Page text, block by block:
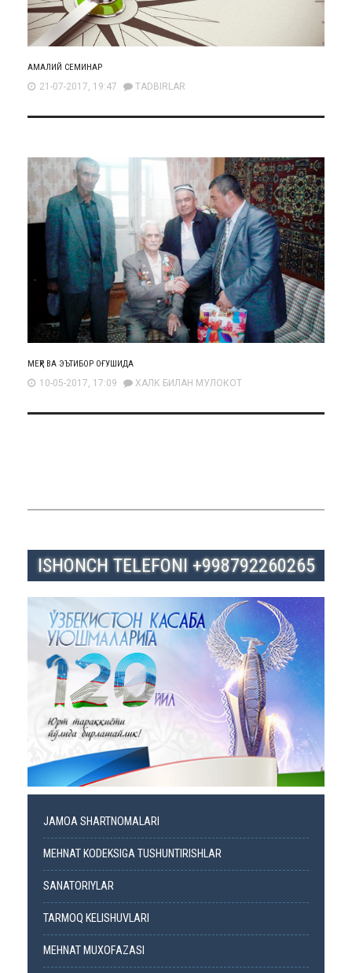
АМАЛИЙ СЕМИНАР
21-07-2017, 19:47 TADBIRLAR
МЕҲР ВА ЭЪТИБОР ОҒУШИДА
10-05-2017, 17:09 ХАЛК БИЛАН МУЛОКОТ
ISHONCH TELEFONI +998792260265
JAMOA SHARTNOMALARI
MEHNAT KODEKSIGA TUSHUNTIRISHLAR
SANATORIYLAR
TARMOQ KELISHUVLARI
MEHNAT MUXOFAZASI